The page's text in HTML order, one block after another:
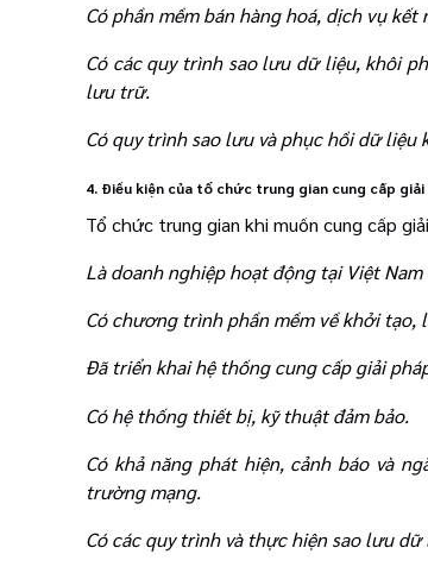
Có phần mềm bán hàng hoá, dịch vụ
Có các quy trình sao lưu dữ liệu, khôi
lưu trữ.
Có quy trình sao lưu và phục hồi dữ liệu
4. Điều kiện của tổ chức trung gian cung cấp
Tổ chức trung gian khi muốn cung cấp
Là doanh nghiệp hoạt động tại Việt
Có chương trình phần mềm về khởi
Đã triển khai hệ thống cung cấp giải
Có hệ thống thiết bị, kỹ thuật đảm bảo.
Có khả năng phát hiện, cảnh báo và
trường mạng.
Có các quy trình và thực hiện sao lưu